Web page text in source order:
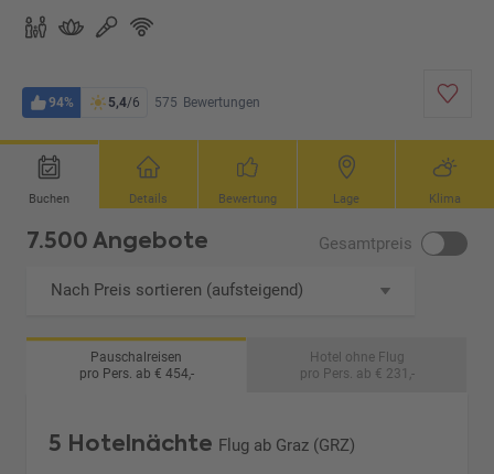
94% 5,4/6 575 Bewertungen
Buchen Details Bewertung Lage Klima
7.500 Angebote Gesamtpreis
Nach Preis sortieren (aufsteigend)
Pauschalreisen
pro Pers. ab € 454,-
Hotel ohne Flug
pro Pers. ab € 231,-
5 Hotelnächte Flug ab Graz (GRZ)